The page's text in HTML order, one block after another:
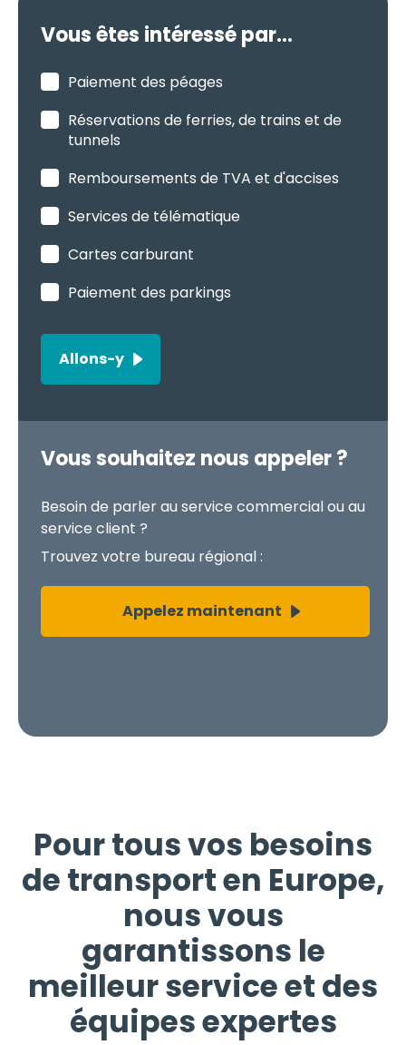
Vous êtes intéressé par...
Paiement des péages
Réservations de ferries, de trains et de
tunnels
Remboursements de TVA et d'accises
Services de télématique
Cartes carburant
Paiement des parkings
Allons-y
Vous souhaitez nous appeler ?
Besoin de parler au service commercial ou au
service client ?
Trouvez votre bureau régional :
Appelez maintenant
Pour tous vos besoins
de transport en Europe,
nous vous
garantissons le
meilleur service et des
équipes expertes